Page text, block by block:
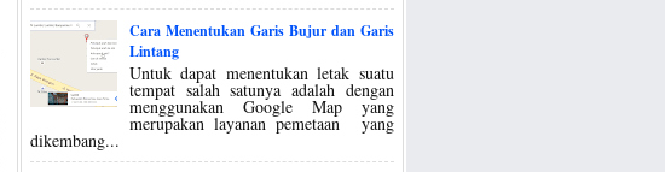
Cara Menentukan Garis Bujur dan Garis
Lintang
Untuk dapat menentukan letak suatu
tempat salah satunya adalah dengan
menggunakan Google Map yang
merupakan layanan pemetaan yang
dikembang...